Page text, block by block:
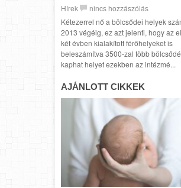
Hírek
nincs hozzászólás
Kétezerrel nő a bölcsődei helyek
2013 végéig, ez azt jelenti, hogy az
két évben kialakított férőhelyeket is
beleszámítva 3500-zal több
kaphat helyet ezekben az intézmé...
AJÁNLOTT CIKKEK